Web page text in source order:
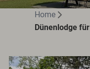
Home
Dünenlodge